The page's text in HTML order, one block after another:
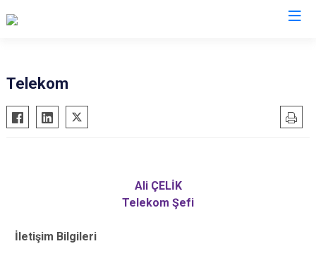
Aşkale
Çat
Karaçoban
Pazaryolu
Şenkaya
Telekom
Ali ÇELİK
Telekom Şefi
İletişim Bilgileri